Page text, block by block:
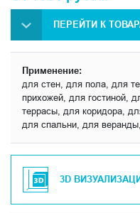
ПЕРЕЙТИ К
Применение:
для стен, для пола, для
прихожей, для гостиной,
террасы, для коридора,
для спальни, для
3D